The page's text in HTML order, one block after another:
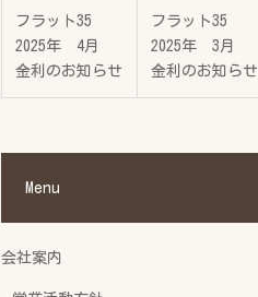
フラット35
2025年 4月
金利のお知らせ
フラット35
2025年 3月
金利のお知らせ
Menu
会社案内